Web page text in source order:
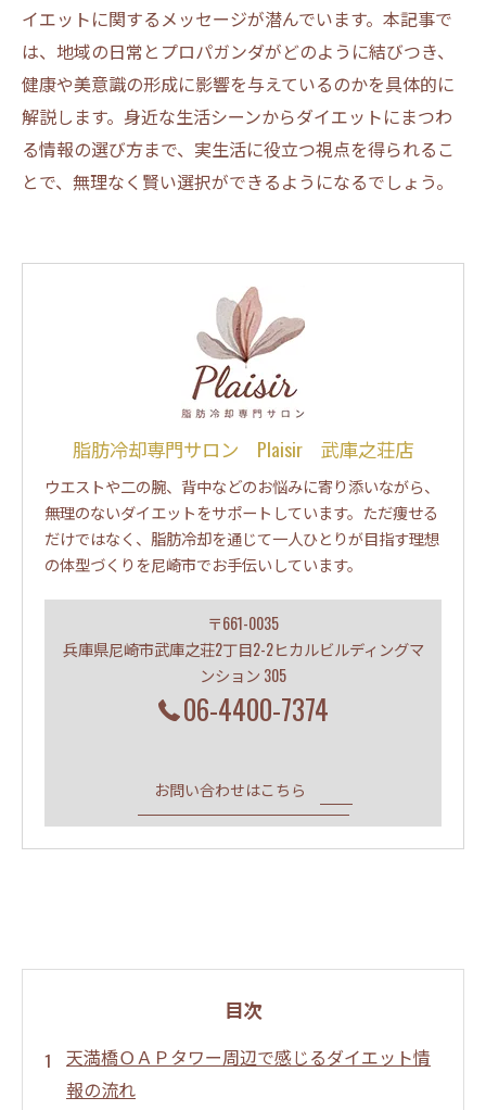
イエットに関するメッセージが潜んでいます。本記事で
は、地域の日常とプロパガンダがどのように結びつき、
健康や美意識の形成に影響を与えているのかを具体的に
解説します。身近な生活シーンからダイエットにまつわ
る情報の選び方まで、実生活に役立つ視点を得られるこ
とで、無理なく賢い選択ができるようになるでしょう。
脂肪冷却専門サロン Plaisir 武庫之荘店
ウエストや二の腕、背中などのお悩みに寄り添いながら、
無理のないダイエットをサポートしています。ただ痩せる
だけではなく、脂肪冷却を通じて一人ひとりが目指す理想
の体型づくりを尼崎市でお手伝いしています。
〒661-0035
兵庫県尼崎市武庫之荘2丁目2-2ヒカルビルディングマ
ンション 305
06-4400-7374
お問い合わせはこちら
目次
天満橋ＯＡＰタワー周辺で感じるダイエット情
報の流れ